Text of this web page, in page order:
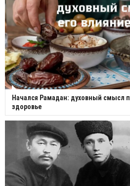
Начался Рамадан: духовный смысл
здоровье